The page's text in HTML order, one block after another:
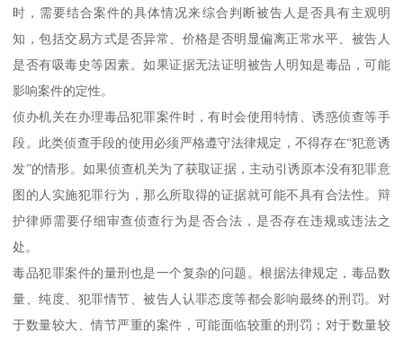
时，需要结合案件的具体情况来综合判断被告人是否具有主观明
知，包括交易方式是否异常、价格是否明显偏离正常水平、被告人
是否有吸毒史等因素。如果证据无法证明被告人明知是毒品，可能
影响案件的定性。
侦办机关在办理毒品犯罪案件时，有时会使用特情、诱惑侦查等手
段。此类侦查手段的使用必须严格遵守法律规定，不得存在“犯意诱
发”的情形。如果侦查机关为了获取证据，主动引诱原本没有犯罪意
图的人实施犯罪行为，那么所取得的证据就可能不具有合法性。辩
护律师需要仔细审查侦查行为是否合法，是否存在违规或违法之
处。
毒品犯罪案件的量刑也是一个复杂的问题。根据法律规定，毒品数
量、纯度、犯罪情节、被告人认罪态度等都会影响最终的刑罚。对
于数量较大、情节严重的案件，可能面临较重的刑罚；对于数量较